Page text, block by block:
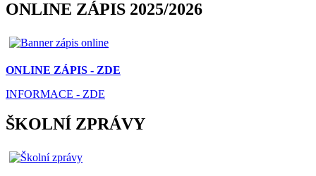
ONLINE ZÁPIS 2025/2026
ONLINE ZÁPIS - ZDE
INFORMACE - ZDE
ŠKOLNÍ ZPRÁVY